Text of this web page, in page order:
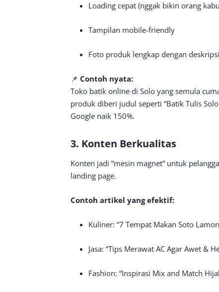
Loading cepat (nggak bikin orang
Tampilan mobile-friendly
Foto produk lengkap dengan deskripsi
📌 Contoh nyata:
Toko batik online di Solo yang semula
produk diberi judul seperti “Batik Tulis
Google naik 150%.
3. Konten Berkualitas
Konten jadi “mesin magnet” untuk
landing page.
Contoh artikel yang efektif:
Kuliner: “7 Tempat Makan Soto
Jasa: “Tips Merawat AC Agar Awet &
Fashion: “Inspirasi Mix and Match